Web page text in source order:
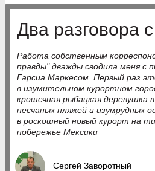
Два разговора
Работа собственным
правды" дважды сводила меня с
Гарсиа Маркесом. Первый раз
в изумительном курортном
крошечная рыбацкая деревушка
песчаных пляжей и изумрудных
в роскошный новый курорт на
побережье Мексики
Сергей Заворотный